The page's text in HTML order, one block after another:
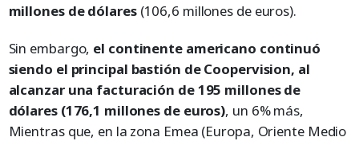
millones de dólares(106,6 millones de euros).
Sin embargo, el continente americano continuó
siendo el principal bastión de Coopervision, al
alcanzar una facturación de 195 millones de
dólares (176,1 millones de euros), un 6% más,
Mientras que, en la zona Emea (Europa, Oriente Medio